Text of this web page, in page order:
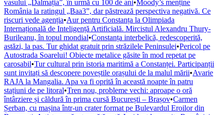
vasului „Dalmația”, în urmă cu 100 de ani•Moody’s menține
România la ratingul „Baa3”, dar păstrează perspectiva negativă. Ce
riscuri vede agenția•Aur pentru Constanța la Olimpiada
Internațională de Inteligență Artificială. Mircistul Alexandru Thury-
Burileanu, în topul mondial•Constanța interbelică, redescoperită,
astăzi, la pas. Tur ghidat gratuit prin străzilele Peninsulei•Pericol pe
Autostrada Soarelui! Obiecte metalice găsite în mod repetat pe
carosabil•Tur cultural prin istoria maritimă a Constanței. Participanții
sunt invitați să descopere poveștile orașului de la malul mării•Avarie
RAJA la Mangalia. Apa va fi oprită în această noapte în patru
stațiuni de pe litoral•Tren nou, probleme vechi: aproape o oră
întârziere și căldură în prima cursă București – Brașov•Carmen
Șerban, cu mașina într-un crater format pe Bulevardul Eroilor din